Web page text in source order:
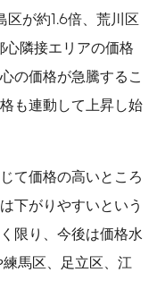
が約1.6倍、荒川区
心隣接エリアの価格
の価格が急騰するこ
も連動して上昇し始
て価格の高いところ
下がりやすいという
限り、今後は価格水
馬区、足立区、江